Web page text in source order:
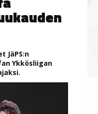
JäPS:n
Ykkösliigan